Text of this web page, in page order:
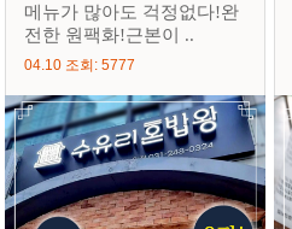
메뉴가 많아도 걱정없다!완
전한 원팩화!근본이 ..
04.10 조회: 5777